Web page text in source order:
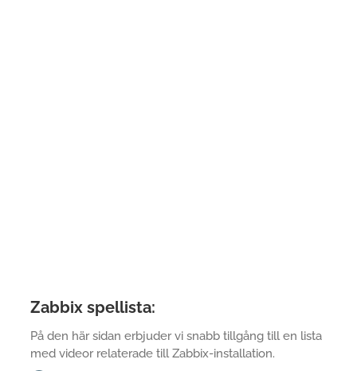
Zabbix spellista:
På den här sidan erbjuder vi snabb tillgång till en lista
med videor relaterade till Zabbix-installation.